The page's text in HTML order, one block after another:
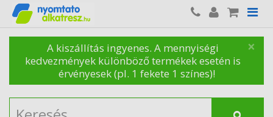
×
A kiszállítás ingyenes. A mennyiségi
kedvezmények különböző termékek esetén is
érvényesek (pl. 1 fekete 1 színes)!